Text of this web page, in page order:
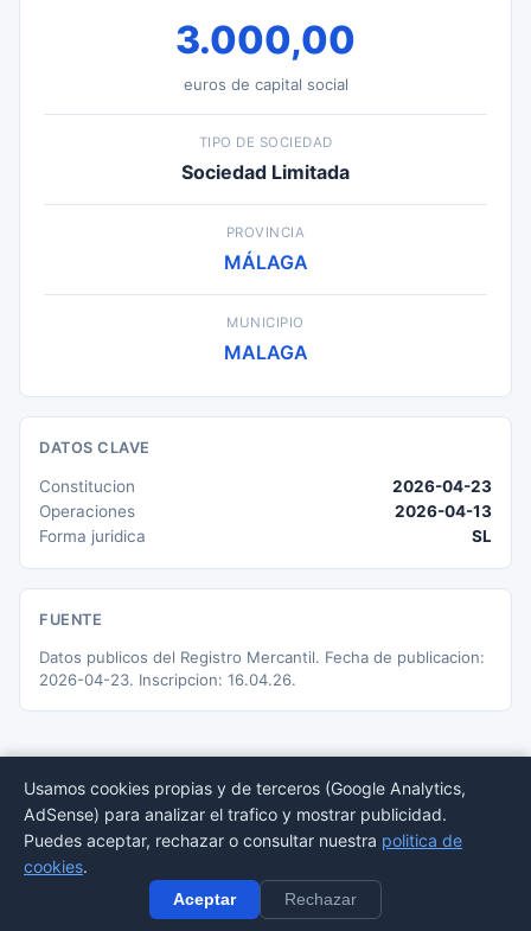
3.000,00
euros de capital social
TIPO DE SOCIEDAD
Sociedad Limitada
PROVINCIA
MÁLAGA
MUNICIPIO
MALAGA
DATOS CLAVE
Constitucion
2026-04-23
Operaciones
2026-04-13
Forma juridica
SL
FUENTE
Datos publicos del Registro Mercantil. Fecha de publicacion:
2026-04-23. Inscripcion: 16.04.26.
© 2026 BORMEDirectorio — Datos publicos del Registro Mercantil
Provincias
legal
Usamos cookies propias y de terceros (Google Analytics,
AdSense) para analizar el trafico y mostrar publicidad.
Puedes aceptar, rechazar o consultar nuestra politica de
cookies.
Aceptar Rechazar